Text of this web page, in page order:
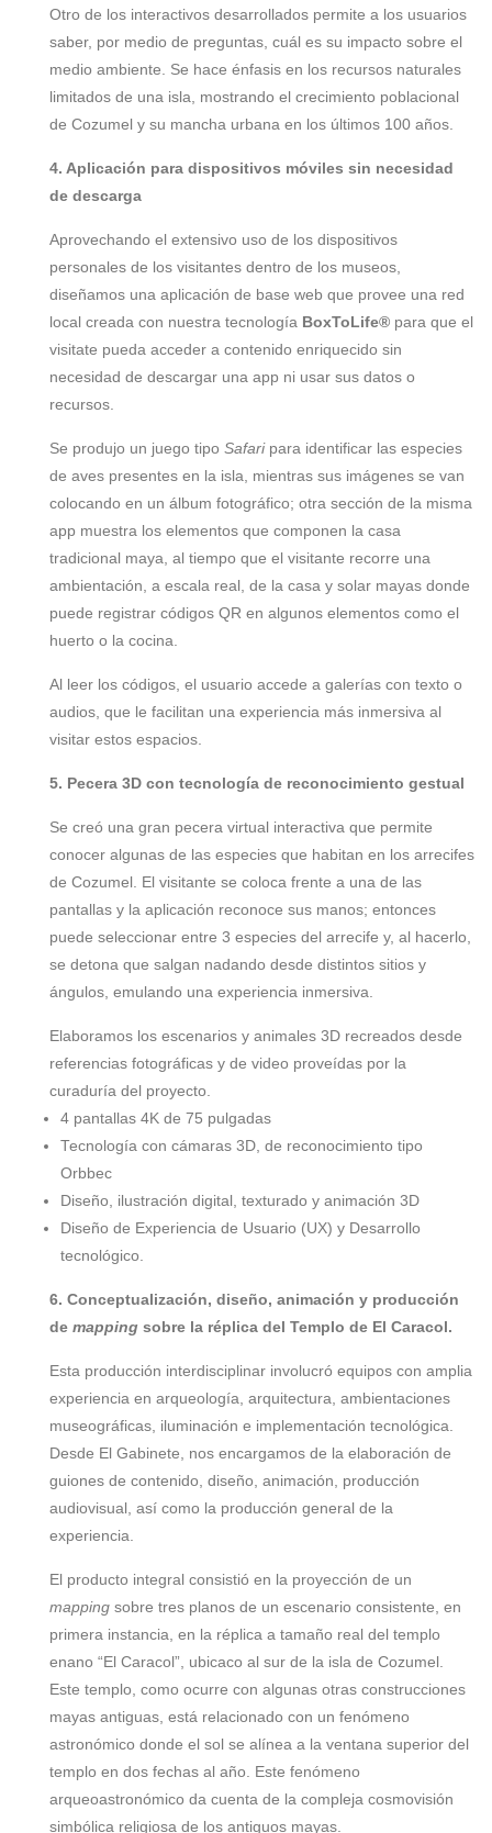
Otro de los interactivos desarrollados permite a los usuarios
saber, por medio de preguntas, cuál es su impacto sobre el
medio ambiente. Se hace énfasis en los recursos naturales
limitados de una isla, mostrando el crecimiento poblacional
de Cozumel y su mancha urbana en los últimos 100 años.
4. Aplicación para dispositivos móviles sin necesidad
de descarga
Aprovechando el extensivo uso de los dispositivos
personales de los visitantes dentro de los museos,
diseñamos una aplicación de base web que provee una red
local creada con nuestra tecnología BoxToLife® para que el
visitate pueda acceder a contenido enriquecido sin
necesidad de descargar una app ni usar sus datos o
recursos.
Se produjo un juego tipo Safaripara identificar las especies
de aves presentes en la isla, mientras sus imágenes se van
colocando en un álbum fotográfico; otra sección de la misma
app muestra los elementos que componen la casa
tradicional maya, al tiempo que el visitante recorre una
ambientación, a escala real, de la casa y solar mayas donde
puede registrar códigos QR en algunos elementos como el
huerto o la cocina.
Al leer los códigos, el usuario accede a galerías con texto o
audios, que le facilitan una experiencia más inmersiva al
visitar estos espacios.
5. Pecera 3D con tecnología de reconocimiento gestual
Se creó una gran pecera virtual interactiva que permite
conocer algunas de las especies que habitan en los arrecifes
de Cozumel. El visitante se coloca frente a una de las
pantallas y la aplicación reconoce sus manos; entonces
puede seleccionar entre 3 especies del arrecife y, al hacerlo,
se detona que salgan nadando desde distintos sitios y
ángulos, emulando una experiencia inmersiva.
Elaboramos los escenarios y animales 3D recreados desde
referencias fotográficas y de video proveídas por la
curaduría del proyecto.
4 pantallas 4K de 75 pulgadas
Tecnología con cámaras 3D, de reconocimiento tipo
Orbbec
Diseño, ilustración digital, texturado y animación 3D
Diseño de Experiencia de Usuario (UX) y Desarrollo
tecnológico.
6. Conceptualización, diseño, animación y producción
de mapping sobre la réplica del Templo de El Caracol.
Esta producción interdisciplinar involucró equipos con amplia
experiencia en arqueología, arquitectura, ambientaciones
museográficas, iluminación e implementación tecnológica.
Desde El Gabinete, nos encargamos de la elaboración de
guiones de contenido, diseño, animación, producción
audiovisual, así como la producción general de la
experiencia.
El producto integral consistió en la proyección de un
mapping sobre tres planos de un escenario consistente, en
primera instancia, en la réplica a tamaño real del templo
enano “El Caracol”, ubicaco al sur de la isla de Cozumel.
Este templo, como ocurre con algunas otras construcciones
mayas antiguas, está relacionado con un fenómeno
astronómico donde el sol se alínea a la ventana superior del
templo en dos fechas al año. Este fenómeno
arqueoastronómico da cuenta de la compleja cosmovisión
simbólica religiosa de los antiguos mayas.